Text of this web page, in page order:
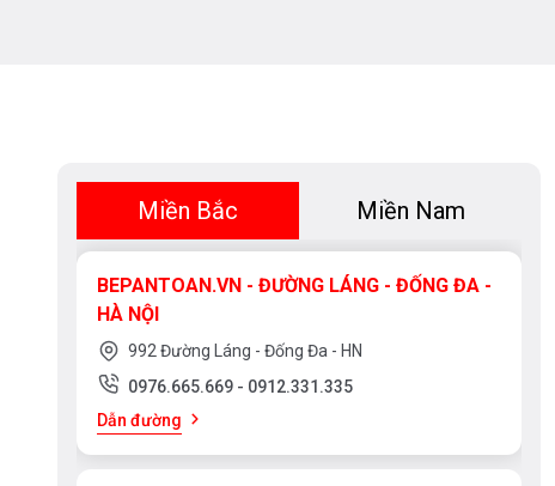
Miền Bắc Miền Nam
BEPANTOAN.VN - ĐƯỜNG LÁNG - ĐỐNG ĐA -
HÀ NỘI
992 Đường Láng - Đống Đa - HN
0976.665.669 - 0912.331.335
Dẫn đường